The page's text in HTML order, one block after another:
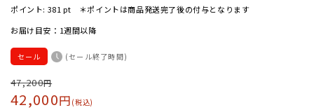
ポイント: 381 pt ＊ポイントは商品発送完了後の付与となります
お届け目安：1週間以降
セール (セール終了時間)
通
常
47,200円
セ
ー
42,000円 (税込)